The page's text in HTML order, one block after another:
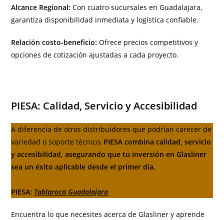
Alcance Regional: Con cuatro sucursales en Guadalajara,
garantiza disponibilidad inmediata y logística confiable.
Relación costo-beneficio:Ofrece precios competitivos y
opciones de cotización ajustadas a cada proyecto.
PIESA: Calidad, Servicio y Accesibilidad
A diferencia de otros distribuidores que podrían carecer de
variedad o soporte técnico, PIESA combina calidad, servicio
y accesibilidad, asegurando que tu inversión en Glasliner
sea un éxito aplicable desde el primer día.
PIESA: Tablaroca Guadalajara
Encuentra lo que necesites acerca de Glasliner y aprende